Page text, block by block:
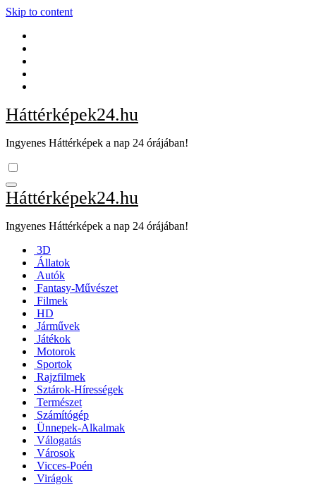
Skip to content
Háttérképek24.hu
Ingyenes Háttérképek a nap 24 órájában!
Háttérképek24.hu
Ingyenes Háttérképek a nap 24 órájában!
3D
Állatok
Autók
Fantasy-Művészet
Filmek
HD
Járművek
Játékok
Motorok
Sportok
Rajzfilmek
Sztárok-Hírességek
Természet
Számítógép
Ünnepek-Alkalmak
Válogatás
Városok
Vicces-Poén
Virágok